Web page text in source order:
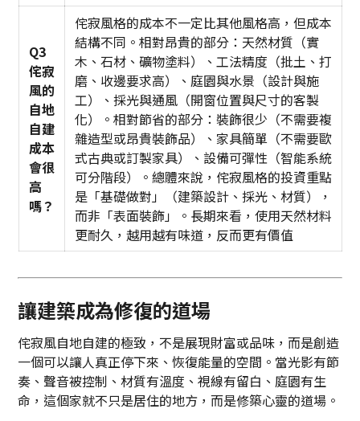
Q3
侘寂
風的
自地
自建
成本
會很
高
嗎？
侘寂風格的成本不一定比其他風格高，但成本
結構不同。相對昂貴的部分：天然材質（實
木、石材、礦物塗料）、工法精度（批土、打
磨、收邊要求高）、庭園與水景（設計與施
工）、採光與通風（開窗位置與尺寸的客製
化）。相對節省的部分：裝飾很少（不需要複
雜造型或昂貴裝飾品）、家具簡單（不需要歐
式古典或訂製家具）、設備可彈性（智能系統
可分階段）。總體來說，侘寂風格的投資重點
是「基礎做對」（建築設計、採光、材質），
而非「表面裝飾」。長期來看，使用天然材料
更耐久，越用越有味道，反而更有價值
讓建築成為修復的道場
侘寂風自地自建的極致，不是展現財富或品味，而是創造
一個可以讓人真正停下來、恢復能量的空間。當光影有節
奏、聲音被控制、材質有溫度、視線有留白、庭園有生
命，這個家就不只是居住的地方，而是修築心靈的道場。